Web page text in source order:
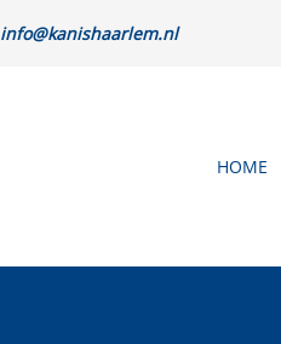
info@kanishaarlem.nl
HOME